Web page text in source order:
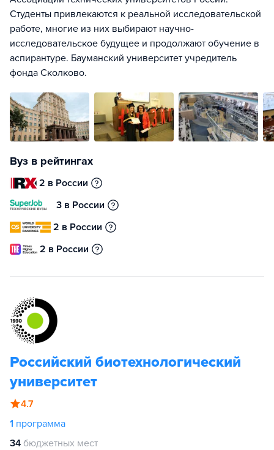
Студенты привлекаются к реальной исследовательской
работе, многие из них выбирают научно-
исследовательское будущее и продолжают обучение в
аспирантуре. Бауманский университет учредитель
фонда Сколково.
Вуз в рейтингах
2 в России
3 в России
2 в России
2 в России
Российский биотехнологический
университет
4.7
1 программа
34 бюджетных мест